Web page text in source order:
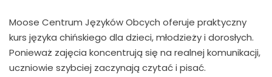
Moose Centrum Języków Obcych oferuje praktyczny
kurs języka chińskiego dla dzieci, młodzieży i dorosłych.
Ponieważ zajęcia koncentrują się na realnej komunikacji,
uczniowie szybciej zaczynają czytać i pisać.